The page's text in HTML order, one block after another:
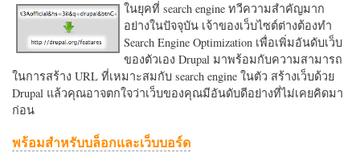
ในยุคที่ search engine ทวีความสำคัญมาก
อย่างในปัจจุบัน เจ้าของเว็บไซต์ต่างต้องทำ
Search Engine Optimization เพื่อเพิ่มอันดับเว็บ
ของตัวเอง Drupal มาพร้อมกับความสามารถ
ในการสร้าง URL ที่เหมาะสมกับ search engine ในตัว สร้างเว็บด้วย
Drupal แล้วคุณอาจตกใจว่าเว็บของคุณมีอันดับดีอย่างที่ไม่เคยคิดมา
ก่อน
พร้อมสำหรับบล็อกและเว็บบอร์ด